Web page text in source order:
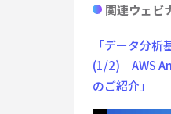
関連ウェビ
「データ分析
(1/2) AWS
のご紹介」